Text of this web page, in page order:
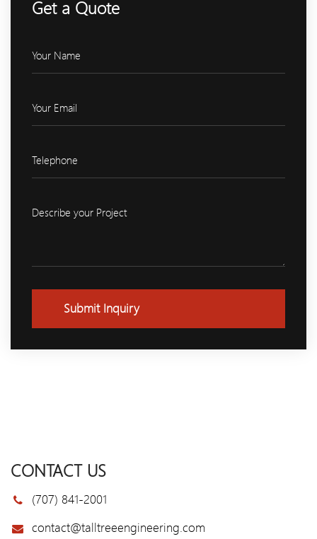
Get a Quote
Submit Inquiry
CONTACT US
(707) 841-2001
contact@talltreeengineering.com